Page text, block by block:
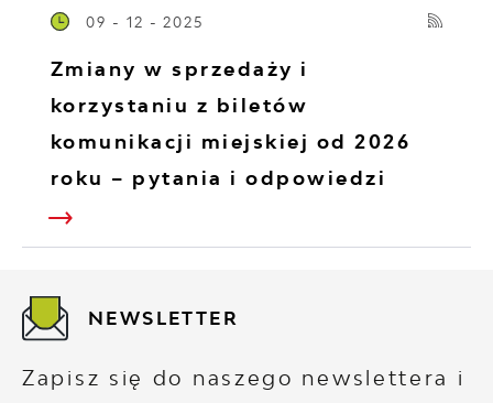
09 - 12 - 2025
Zmiany w sprzedaży i
korzystaniu z biletów
komunikacji miejskiej od 2026
roku – pytania i odpowiedzi
NEWSLETTER
Zapisz się do naszego newslettera i